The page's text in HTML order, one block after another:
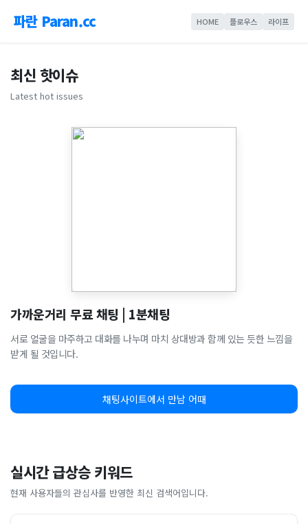
파란 Paran.cc HOME 플로우스 라이프
최신 핫이슈
Latest hot issues
가까운거리 무료 채팅 | 1분채팅
서로 얼굴을 마주하고 대화를 나누며 마치 상대방과 함께 있는 듯한 느낌을
받게 될 것입니다.
채팅사이트에서 만남 어때
실시간 급상승 키워드
현재 사용자들의 관심사를 반영한 최신 검색어입니다.